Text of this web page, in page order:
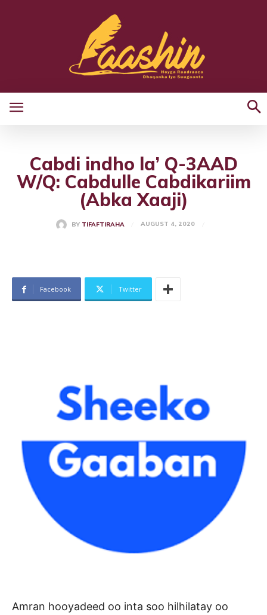
Cabdi indho la’ Q-3AAD
W/Q: Cabdulle Cabdikariim
(Abka Xaaji)
BY TIFAFTIRAHA AUGUST 4, 2020
Facebook Twitter
Amran hooyadeed oo inta soo hilhilatay oo